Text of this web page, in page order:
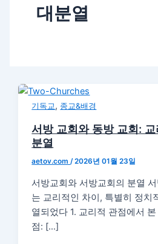
대분열
기독교, 종교&배경
서방 교회와 동방 교회:
분열
aetov.com/2026년 01월 23일
서방교회와 서방교회의 분열
는 교리적인 차이, 특별히 정치
열되었다 1. 교리적 관점에서
점: […]